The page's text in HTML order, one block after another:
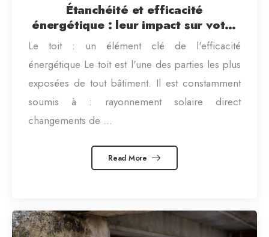
Étanchéité et efficacité
énergétique : leur impact sur votre
facture
Le toit : un élément clé de l'efficacité
énergétique Le toit est l'une des parties les plus
exposées de tout bâtiment. Il est constamment
soumis à : rayonnement solaire direct
changements de ...
Read More